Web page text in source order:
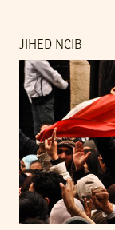
JIHED NCIB